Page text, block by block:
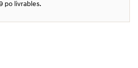
po livrables.